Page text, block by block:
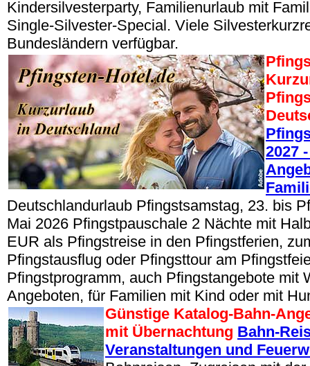
Kindersilvesterparty, Familienurlaub mit
Single-Silvester-Special. Viele
Bundesländern verfügbar.
2027
Deutschlandurlaub Pfingstsamstag, 23. bis
Mai 2026 Pfingstpauschale 2 Nächte mit
EUR als Pfingstreise in den Pfingstferien,
Pfingstausflug oder Pfingsttour am
Pfingstprogramm, auch Pfingstangebote mit
Angeboten, für Familien mit Kind oder mit
Günstige Katalog-Bahn-
mit Übernachtung Bahn-
Veranstaltungen und